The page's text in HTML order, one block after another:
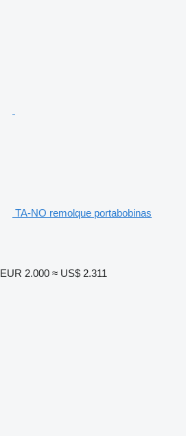
TA-NO remolque portabobinas
EUR 2.000 ≈ US$ 2.311